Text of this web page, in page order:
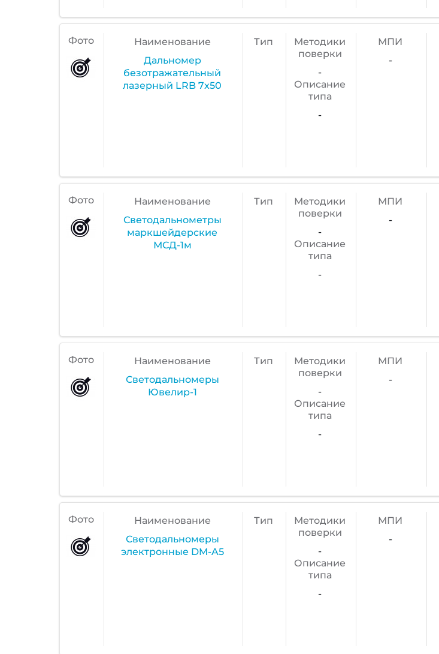
Фото
Наименование
Дальномер
безотражательный
лазерный LRB 7x50
Тип
Методики
поверки
-
Описание
типа
-
МПИ
-
Фото
Наименование
Светодальнометры
маркшейдерские
МСД-1м
Тип
Методики
поверки
-
Описание
типа
-
МПИ
-
Фото
Наименование
Светодальномеры
Ювелир-1
Тип
Методики
поверки
-
Описание
типа
-
МПИ
-
Фото
Наименование
Светодальномеры
электронные DM-A5
Тип
Методики
поверки
-
Описание
типа
-
МПИ
-